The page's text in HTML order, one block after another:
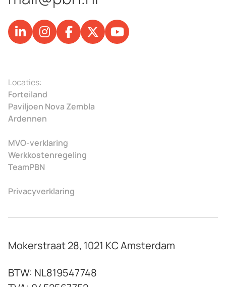
Locaties:
Forteiland
Paviljoen Nova Zembla
Ardennen
MVO-verklaring
Werkkostenregeling
TeamPBN
Privacyverklaring
Mokerstraat 28, 1021 KC Amsterdam
BTW: NL819547748